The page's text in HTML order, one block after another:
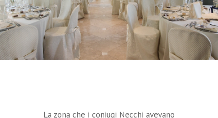
La zona che i coniugi Necchi avevano